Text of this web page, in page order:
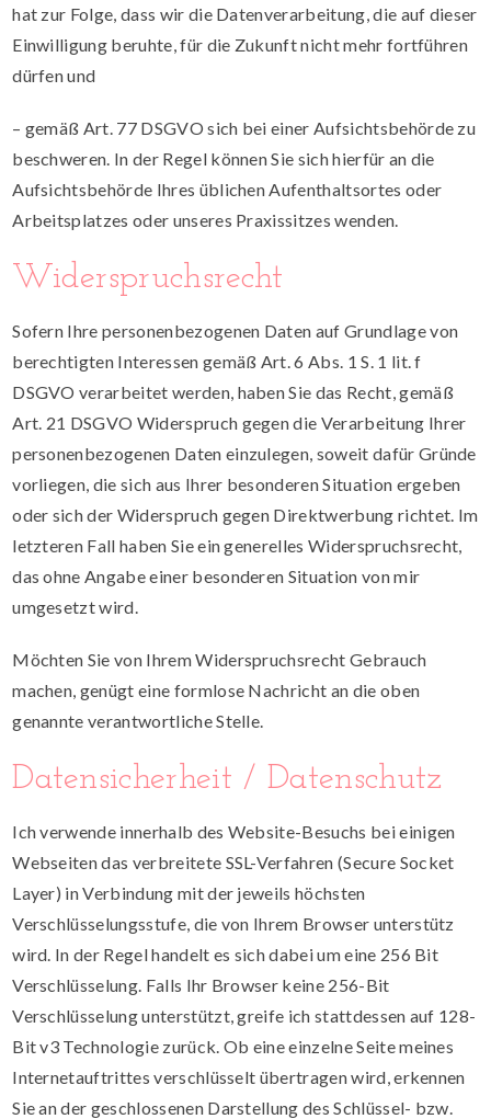
hat zur Folge, dass wir die Datenverarbeitung, die auf dieser
Einwilligung beruhte, für die Zukunft nicht mehr fortführen
dürfen und
– gemäß Art. 77 DSGVO sich bei einer Aufsichtsbehörde zu
beschweren. In der Regel können Sie sich hierfür an die
Aufsichtsbehörde Ihres üblichen Aufenthaltsortes oder
Arbeitsplatzes oder unseres Praxissitzes wenden.
Widerspruchsrecht
Sofern Ihre personenbezogenen Daten auf Grundlage von
berechtigten Interessen gemäß Art. 6 Abs. 1 S. 1 lit. f
DSGVO verarbeitet werden, haben Sie das Recht, gemäß
Art. 21 DSGVO Widerspruch gegen die Verarbeitung Ihrer
personenbezogenen Daten einzulegen, soweit dafür Gründe
vorliegen, die sich aus Ihrer besonderen Situation ergeben
oder sich der Widerspruch gegen Direktwerbung richtet. Im
letzteren Fall haben Sie ein generelles Widerspruchsrecht,
das ohne Angabe einer besonderen Situation von mir
umgesetzt wird.
Möchten Sie von Ihrem Widerspruchsrecht Gebrauch
machen, genügt eine formlose Nachricht an die oben
genannte verantwortliche Stelle.
Datensicherheit / Datenschutz
Ich verwende innerhalb des Website-Besuchs bei einigen
Webseiten das verbreitete SSL-Verfahren (Secure Socket
Layer) in Verbindung mit der jeweils höchsten
Verschlüsselungsstufe, die von Ihrem Browser unterstütz
wird. In der Regel handelt es sich dabei um eine 256 Bit
Verschlüsselung. Falls Ihr Browser keine 256-Bit
Verschlüsselung unterstützt, greife ich stattdessen auf 128-
Bit v3 Technologie zurück. Ob eine einzelne Seite meines
Internetauftrittes verschlüsselt übertragen wird, erkennen
Sie an der geschlossenen Darstellung des Schlüssel- bzw.